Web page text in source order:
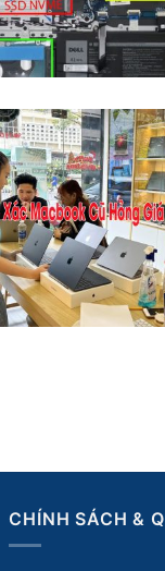
CHÍNH SÁCH &